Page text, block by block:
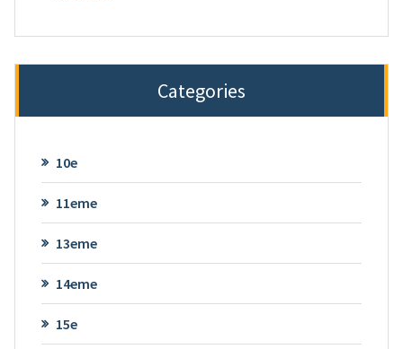
Categories
10e
11eme
13eme
14eme
15e